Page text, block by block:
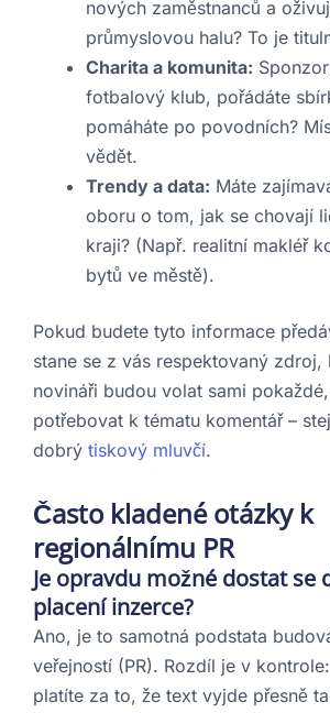
nových zaměstnanců a
průmyslovou halu? To je
Charita a komunita:
fotbalový klub, pořádáte
pomáháte po povodních?
vědět.
Trendy a data: Máte
oboru o tom, jak se chovají
kraji? (Např. realitní makléř
bytů ve městě).
Pokud budete tyto informace
stane se z vás respektovaný zdroj,
novináři budou volat sami
potřebovat k tématu komentář –
dobrý tiskový mluvčí.
Často kladené otázky k
regionálnímu PR
Je opravdu možné dostat se
placení inzerce?
Ano, je to samotná podstata
veřejností (PR). Rozdíl je v
platíte za to, že text vyjde přesně